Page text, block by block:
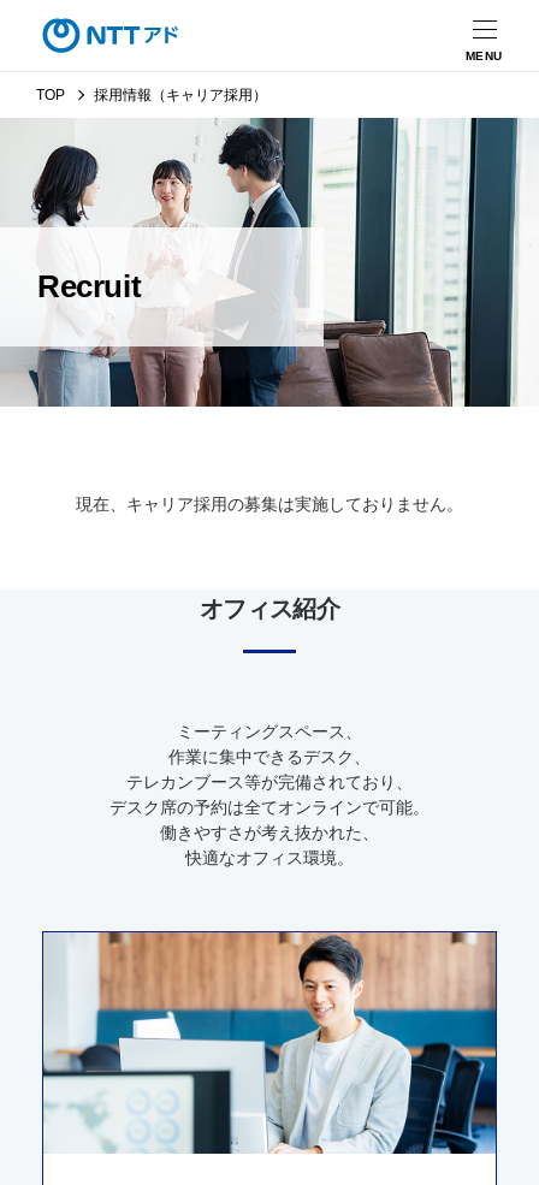
MENU
TOP 採用情報（キャリア採用）
Recruit
現在、キャリア採用の募集は実施しておりません。
オフィス紹介
ミーティングスペース、
作業に集中できるデスク、
テレカンブース等が完備されており、
デスク席の予約は全てオンラインで可能。
働きやすさが考え抜かれた、
快適なオフィス環境。